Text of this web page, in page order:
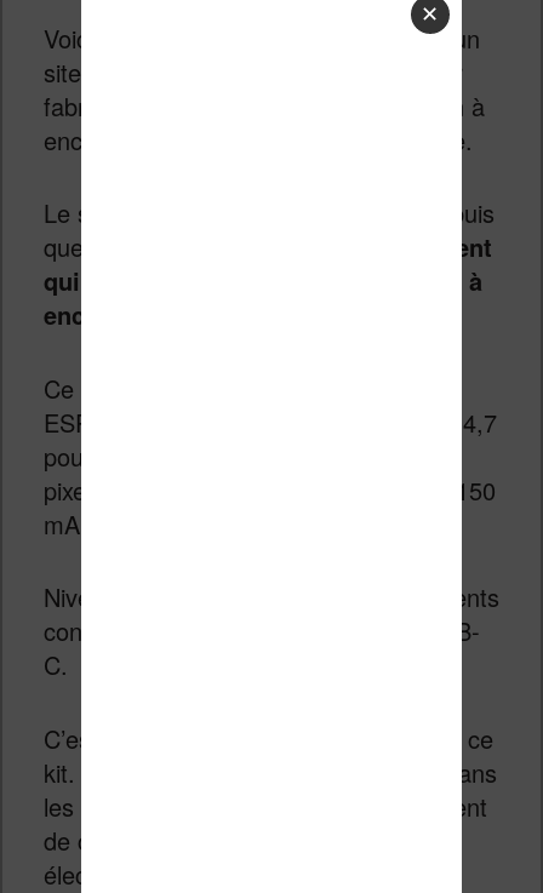
Voici une petite curiosité en vente sur un
site e-commerce asiatique : un kit pour
fabriquer un appareil équipé d’un écran à
encre électronique, comme une liseuse.
Le site Internet Banggood propose depuis
quelques jours
un kit de développement
qui permet de programmer un écran à
encre électronique
Ce kit est composé d’un contrôleur
ESP32-D0WDQ6-V3, d’un écran E Ink 4,7
pouces d’une résolution de 960 x 540
pixels (et tactile), d’une batterie LiPo-1150
mAh et d’un boîtier.
Niveau connectique, on retrouve différents
connecteurs dont le Wifi et un port USB-
C.
C’est la marque M5Stacks qui propose ce
kit. Il s’agit d’une marque spécialisée dans
les kits de développement qui permettent
de créer tout seul des petits appareils
électroniques pour la maison.
✕